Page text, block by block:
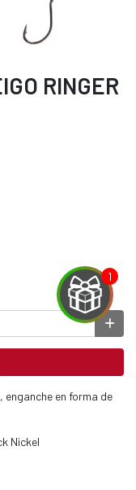
RINGER
en forma de
Nickel